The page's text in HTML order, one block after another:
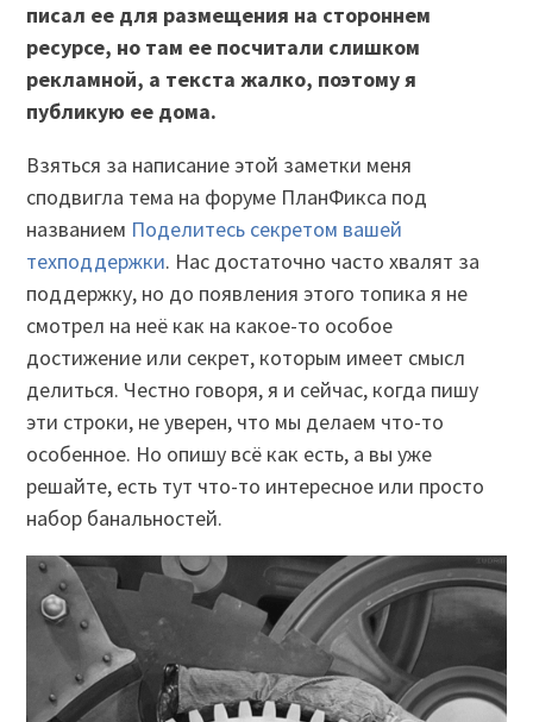
писал ее для размещения на стороннем
ресурсе, но там ее посчитали слишком
рекламной, а текста жалко, поэтому я
публикую ее дома.
Взяться за написание этой заметки меня
сподвигла тема на форуме ПланФикса под
названием Поделитесь секретом вашей
техподдержки. Нас достаточно часто хвалят за
поддержку, но до появления этого топика я не
смотрел на неё как на какое-то особое
достижение или секрет, которым имеет смысл
делиться. Честно говоря, я и сейчас, когда пишу
эти строки, не уверен, что мы делаем что-то
особенное. Но опишу всё как есть, а вы уже
решайте, есть тут что-то интересное или просто
набор банальностей.